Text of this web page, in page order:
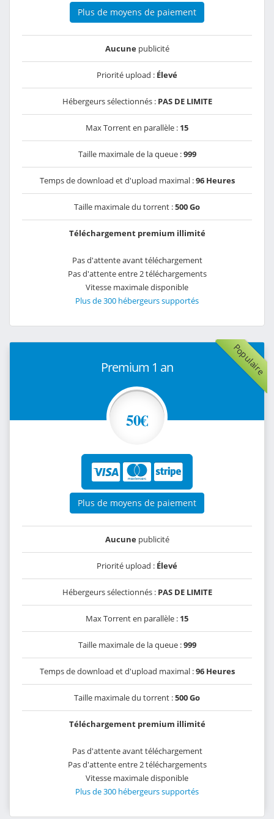
Plus de moyens de paiement
Aucunepublicité
Priorité upload : Élevé
Hébergeurs sélectionnés : PAS DE LIMITE
Max Torrent en parallèle : 15
Taille maximale de la queue :999
Temps de download et d'upload maximal :96 Heures
Taille maximale du torrent :500 Go
Téléchargement premium illimité
Pas d'attente avant téléchargement
Pas d'attente entre 2 téléchargements
Vitesse maximale disponible
Plus de 300 hébergeurs supportés
Populaire
Premium 1 an
50€
Plus de moyens de paiement
Aucunepublicité
Priorité upload : Élevé
Hébergeurs sélectionnés : PAS DE LIMITE
Max Torrent en parallèle : 15
Taille maximale de la queue :999
Temps de download et d'upload maximal :96 Heures
Taille maximale du torrent :500 Go
Téléchargement premium illimité
Pas d'attente avant téléchargement
Pas d'attente entre 2 téléchargements
Vitesse maximale disponible
Plus de 300 hébergeurs supportés